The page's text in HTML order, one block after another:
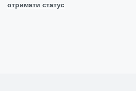
отримати статус